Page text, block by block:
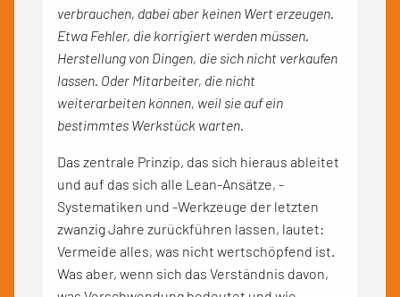
verbrauchen, dabei aber keinen Wert erzeugen.
Etwa Fehler, die korrigiert werden müssen.
Herstellung von Dingen, die sich nicht verkaufen
lassen. Oder Mitarbeiter, die nicht
weiterarbeiten können, weil sie auf ein
bestimmtes Werkstück warten.
Das zentrale Prinzip, das sich hieraus ableitet
und auf das sich alle Lean-Ansätze, -
Systematiken und -Werkzeuge der letzten
zwanzig Jahre zurückführen lassen, lautet:
Vermeide alles, was nicht wertschöpfend ist.
Was aber, wenn sich das Verständnis davon,